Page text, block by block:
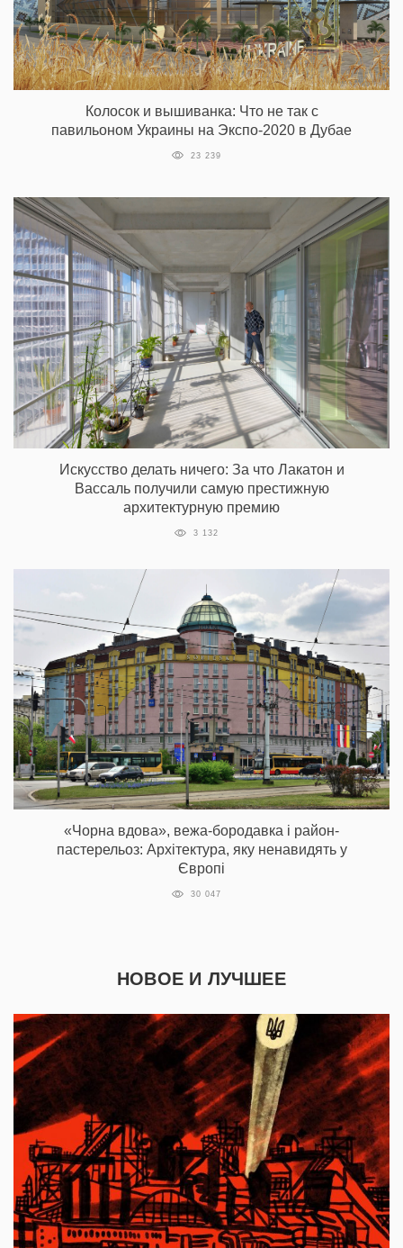
Колосок и вышиванка: Что не так с
павильоном Украины на Экспо-2020 в Дубае
23 239
Искусство делать ничего: За что Лакатон и
Вассаль получили самую престижную
архитектурную премию
3 132
«Чорна вдова», вежа-бородавка і район-
пастерельоз: Архітектура, яку ненавидять у
Європі
30 047
НОВОЕ И ЛУЧШЕЕ